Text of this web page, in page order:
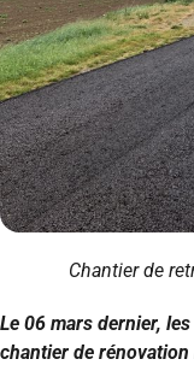
Chantier de
Le 06 mars dernier,
chantier de